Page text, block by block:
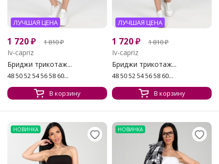
ЛУЧШАЯ ЦЕНА
1 720₽ 1 810₽
Iv-capriz
Бриджи трикотаж...
48 50 52 54 56 58 60...
В корзину
ЛУЧШАЯ ЦЕНА
1 720₽ 1 810₽
Iv-capriz
Бриджи трикотаж...
48 50 52 54 56 58 60...
В корзину
НОВИНКА НОВИНКА